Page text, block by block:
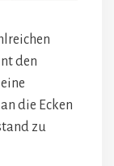
den
die Ecken
zu